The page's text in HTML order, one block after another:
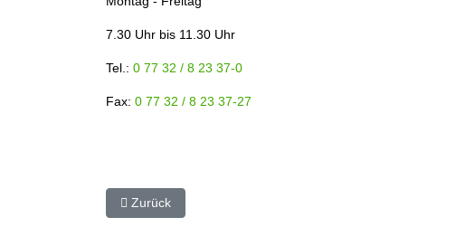
7.30 Uhr bis 11.30 Uhr
Tel.: 0 77 32 / 8 23 37-0
Fax: 0 77 32 / 8 23 37-27
Vorheriger Beitrag: Über uns
Zurück